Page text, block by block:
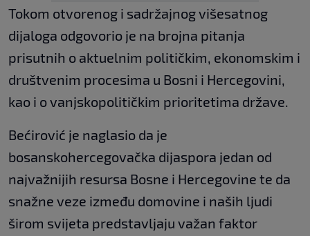
Tokom otvorenog i sadržajnog višesatnog
dijaloga odgovorio je na brojna pitanja
prisutnih o aktuelnim političkim, ekonomskim i
društvenim procesima u Bosni i Hercegovini,
kao i o vanjskopolitičkim prioritetima države.
Bećirović je naglasio da je
bosanskohercegovačka dijaspora jedan od
najvažnijih resursa Bosne i Hercegovine te da
snažne veze između domovine i naših ljudi
širom svijeta predstavljaju važan faktor